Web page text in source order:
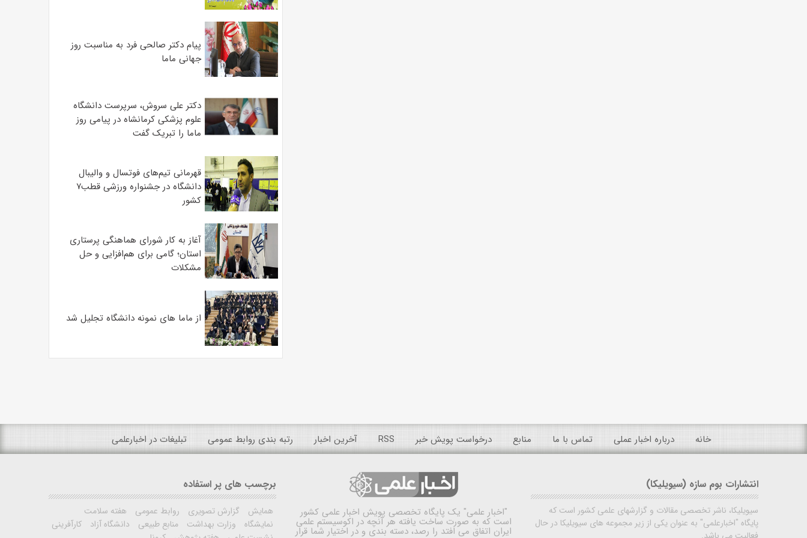
پیام دکتر صالحی فرد به مناسبت روز
جهانی ماما
دکتر علی سروش، سرپرست دانشگاه
علوم پزشکی کرمانشاه در پیامی روز
ماما را تبریک گفت
قهرمانی تیم‌های فوتسال و والیبال
دانشگاه در جشنواره ورزشی قطب۷
کشور
آغاز به کار شورای هماهنگی پرستاری
استان؛ گامی برای هم‌افزایی و حل
مشکلات
از ماما های نمونه دانشگاه تجلیل شد
خانه درباره اخبار عملی تماس با ما منابع درخواست پویش خبر RSS آخرین اخبار رتبه بندی روابط عمومی تبلیغات در اخبارعلمی
انتشارات بوم سازه (سیویلیکا)
سیویلیکا، ناشر تخصصی مقالات و گزارشهای علمی کشور است که
پایگاه "اخبارعلمی" به عنوان یکی از زیر مجموعه های سیویلیکا در حال
"اخبار علمی" یک پایگاه تخصصی پویش اخبار علمی کشور
است که به صورت ساخت یافته هر آنچه در اکوسیستم علمی
ایران اتفاق می افتد را رصد، دسته بندی و در اختیار شما قرار
برچسب های پر استفاده
همایش گزارش تصویری روابط عمومی
هفته سلامت
نمایشگاه
وزارت بهداشت منابع طبیعی دانشگاه آزاد
کارآفرینی